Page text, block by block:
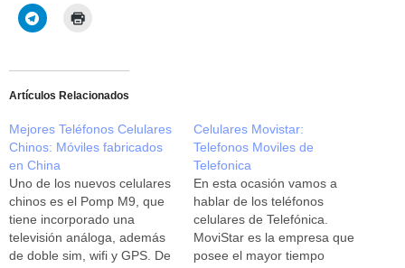
Artículos Relacionados
Mejores Teléfonos Celulares
Chinos: Móviles fabricados
en China
Uno de los nuevos celulares
chinos es el Pomp M9, que
tiene incorporado una
televisión análoga, además
de doble sim, wifi y GPS. De
Celulares Movistar:
Telefonos Moviles de
Telefonica
En esta ocasión vamos a
hablar de los teléfonos
celulares de Telefónica.
MoviStar es la empresa que
posee el mayor tiempo